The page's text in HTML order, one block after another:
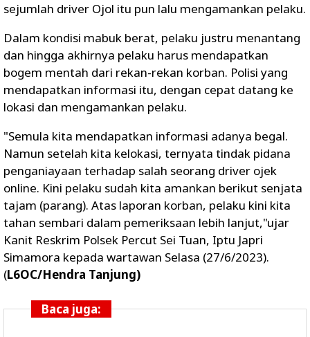
sejumlah driver Ojol itu pun lalu mengamankan pelaku.
Dalam kondisi mabuk berat, pelaku justru menantang
dan hingga akhirnya pelaku harus mendapatkan
bogem mentah dari rekan-rekan korban. Polisi yang
mendapatkan informasi itu, dengan cepat datang ke
lokasi dan mengamankan pelaku.
"Semula kita mendapatkan informasi adanya begal.
Namun setelah kita kelokasi, ternyata tindak pidana
penganiayaan terhadap salah seorang driver ojek
online. Kini pelaku sudah kita amankan berikut senjata
tajam (parang). Atas laporan korban, pelaku kini kita
tahan sembari dalam pemeriksaan lebih lanjut,"ujar
Kanit Reskrim Polsek Percut Sei Tuan, Iptu Japri
Simamora kepada wartawan Selasa (27/6/2023).
(L6OC/Hendra Tanjung)
Baca juga: